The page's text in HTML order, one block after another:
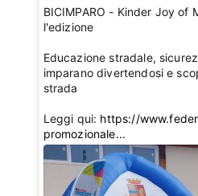
BICIMPARO - Kinder Joy of
l'edizione 2026🚴‍♂️
Educazione stradale,
imparano divertendosi e
strada 💛
Leggi qui: https://
promozionale...